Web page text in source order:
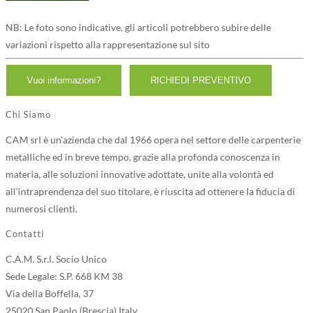
NB: Le foto sono indicative, gli articoli potrebbero subire delle
variazioni rispetto alla rappresentazione sul sito
Chi Siamo
CAM srl è un'azienda che dal 1966 opera nel settore delle carpenterie
metalliche ed in breve tempo, grazie alla profonda conoscenza in
materia, alle soluzioni innovative adottate, unite alla volontà ed
all'intraprendenza del suo titolare, è riuscita ad ottenere la fiducia di
numerosi clienti.
Contatti
C.A.M. S.r.l. Socio Unico
Sede Legale: S.P. 668 KM 38
Via della Boffella, 37
25020 San Paolo (Brescia) Italy